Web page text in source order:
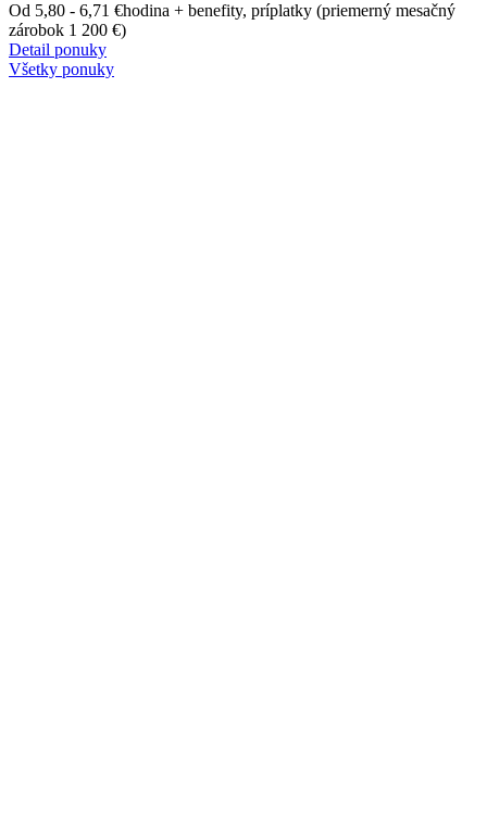
Od 5,80 - 6,71 €hodina + benefity, príplatky (priemerný mesačný
zárobok 1 200 €)
Detail ponuky
Všetky ponuky